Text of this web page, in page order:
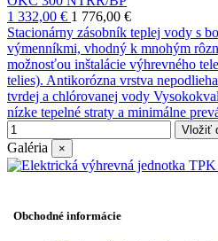
1 332,00 € 1 776,00 €
Stacionárny zásobník teplej vody s
výmenníkmi, vhodný k mnohým
možnosťou inštalácie výhrevného
telies). Antikorózna vrstva
tvrdej a chlórovanej vody
nízke tepelné straty a minimálne
Vložiť
Galéria ×
Obchodné informácie